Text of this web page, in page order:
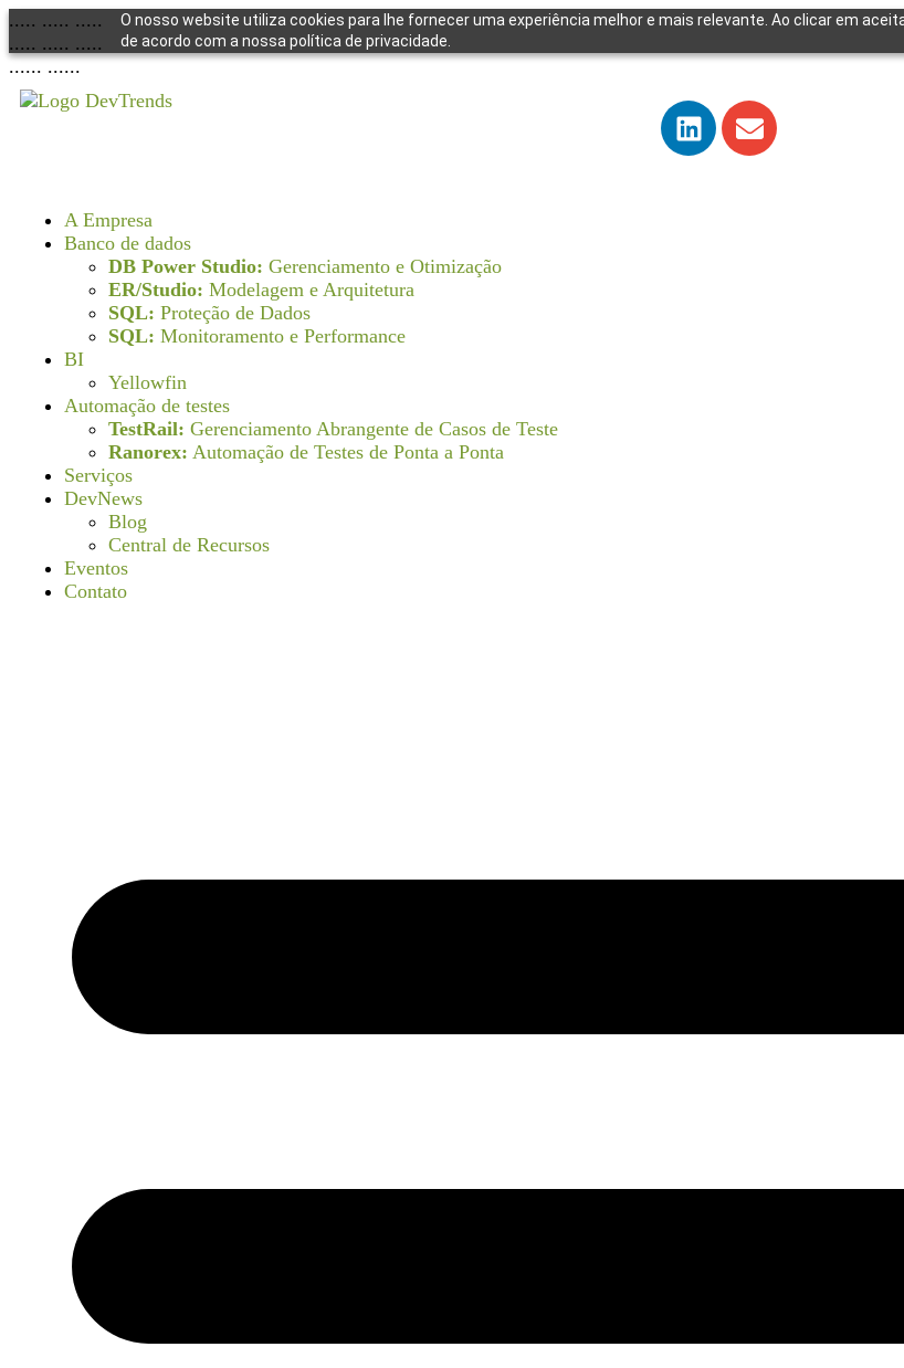
O nosso website utiliza cookies para lhe fornecer uma experiência melhor e mais relevante. Ao clicar em
de acordo com a nossa política de privacidade.
..... ..... .....
..... ..... .....
...... ......
A Empresa
Banco de dados
DB Power Studio: Gerenciamento e Otimização
ER/Studio: Modelagem e Arquitetura
SQL: Proteção de Dados
SQL: Monitoramento e Performance
BI
Yellowfin
Automação de testes
TestRail: Gerenciamento Abrangente de Casos de Teste
Ranorex: Automação de Testes de Ponta a Ponta
Serviços
DevNews
Blog
Central de Recursos
Eventos
Contato